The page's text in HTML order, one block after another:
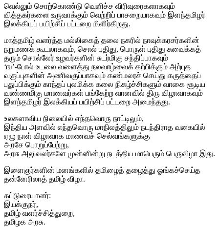
வெல்லும் சொற்கொண்டு வெளிச்ச விரிவுரைகளாகவும்
வித்தகர்களை உருவாக்கும் வெற்றிப் பாசறையாகவும் இளந்தமிழர்
இலக்கியப் பயிற்சிப் பட்டறை மிளிர்கிறது.
மாத்தமிழ் வளர்த்த மல்லிகைத் தலை நகரில் நாவுக்கரசர்களின்
நறுமணக் கூடலாகவும், சொல் புதிது, பொருள் புதிது சுவைக்கத்
தரும் சொல்லேர் உழவர்களின் சுடர்மிகு சந்திப்பாகவும்
‘ங’-போல் உடலை வளைத்து நலவாழ்வைக் கற்பிக்கும் அற்புத
வகுப்புகளின் அணிவகுப்பாகவும் கண்மலரச் செய்து கருத்தைப்
புதுப்பிக்கும் காந்தப் புலமிக்க கலை நிகழ்ச்சிகளும் வாகை சூடிய
வண்ணமிகு மாணவர்கள் பங்கேற்ற வானவில் திரு விழாவாகவும்
இளந்தமிழர் இலக்கியப் பயிற்சிப் பட்டறை அமைந்தது.
உலகளாவிய நிலையில் எந்தவொரு நாட்டிலும்,
இந்திய அளவில் எந்தவொரு மாநிலத்திலும் நடந்திராத வகையில்
ஏழு நாள் விழாவாக மாணவச் செல்வங்களுக்கு
அரசே பொறுப்பேற்று,
அரசு அலுவலர்களே முன்னின்று நடத்திய மாபெரும் பெருவிழா இது.
இளைஞர்களின் மனங்களில் தமிழைத் தழைத்து ஓங்கச்செய்த
தன்னேரிலாத் தமிழ் விழா.
கட்டுரையாளர்:
இயக்குநர்,
தமிழ் வளர்ச்சித்துறை,
தமிழக அரசு.